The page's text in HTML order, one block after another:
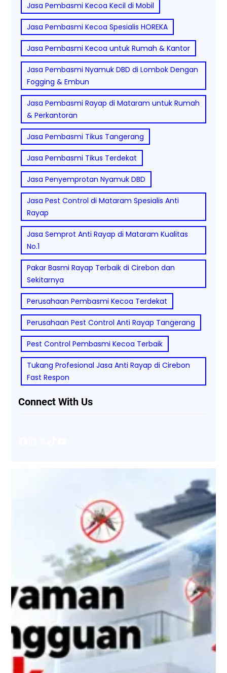
Jasa Pembasmi Kecoa Kecil di Mobil
Jasa Pembasmi Kecoa Spesialis HOREKA
Jasa Pembasmi Kecoa untuk Rumah & Kantor
Jasa Pembasmi Nyamuk DBD di Lombok Dengan
Fogging & Embun
Jasa Pembasmi Rayap di Mataram untuk Rumah
& Perkantoran
Jasa Pembasmi Tikus Tangerang
Jasa Pembasmi Tikus Terdekat
Jasa Penyemprotan Nyamuk DBD
Jasa Pest Control di Mataram Spesialis Anti
Rayap
Jasa Semprot Anti Rayap di Mataram Kualitas
No.1
Pakar Basmi Rayap Terbaik di Cirebon dan
Sekitarnya
Perusahaan Pembasmi Kecoa Terdekat
Perusahaan Pest Control Anti Rayap Tangerang
Pest Control Pembasmi Kecoa Terbaik
Tukang Profesional Jasa Anti Rayap di Cirebon
Fast Respon
Connect With Us